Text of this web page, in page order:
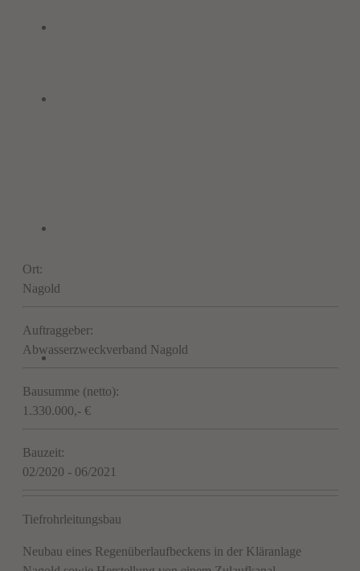
Ort:
Nagold
Auftraggeber:
Abwasserzweckverband Nagold
Bausumme (netto):
1.330.000,- €
Bauzeit:
02/2020 - 06/2021
Tiefrohrleitungsbau
Neubau eines Regenüberlaufbeckens in der Kläranlage